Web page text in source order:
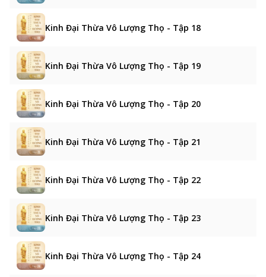
Kinh Đại Thừa Vô Lượng Thọ - Tập 18
Kinh Đại Thừa Vô Lượng Thọ - Tập 19
Kinh Đại Thừa Vô Lượng Thọ - Tập 20
Kinh Đại Thừa Vô Lượng Thọ - Tập 21
Kinh Đại Thừa Vô Lượng Thọ - Tập 22
Kinh Đại Thừa Vô Lượng Thọ - Tập 23
Kinh Đại Thừa Vô Lượng Thọ - Tập 24